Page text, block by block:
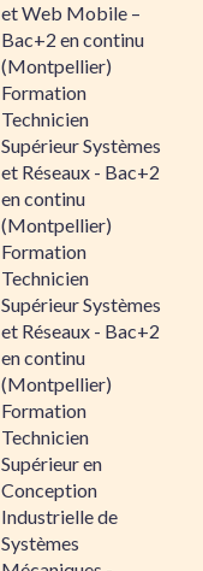
et Web Mobile –
Bac+2 en continu
(Montpellier)
Formation
Technicien
Supérieur Systèmes
et Réseaux - Bac+2
en continu
(Montpellier)
Formation
Technicien
Supérieur Systèmes
et Réseaux - Bac+2
en continu
(Montpellier)
Formation
Technicien
Supérieur en
Conception
Industrielle de
Systèmes